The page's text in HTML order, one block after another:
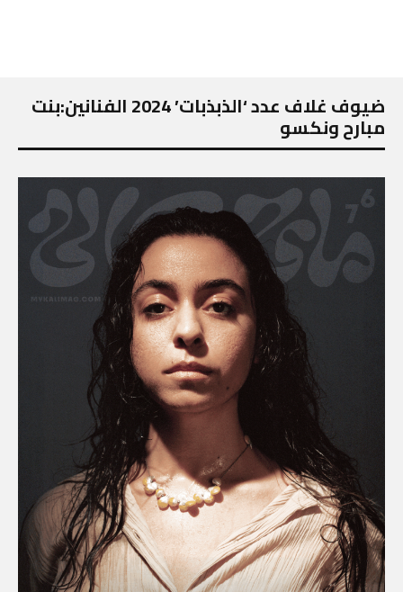
ضيوف غلاف عدد ‘الذبذبات’ 2024 الفنانين:بنت
مبارح ونكسو